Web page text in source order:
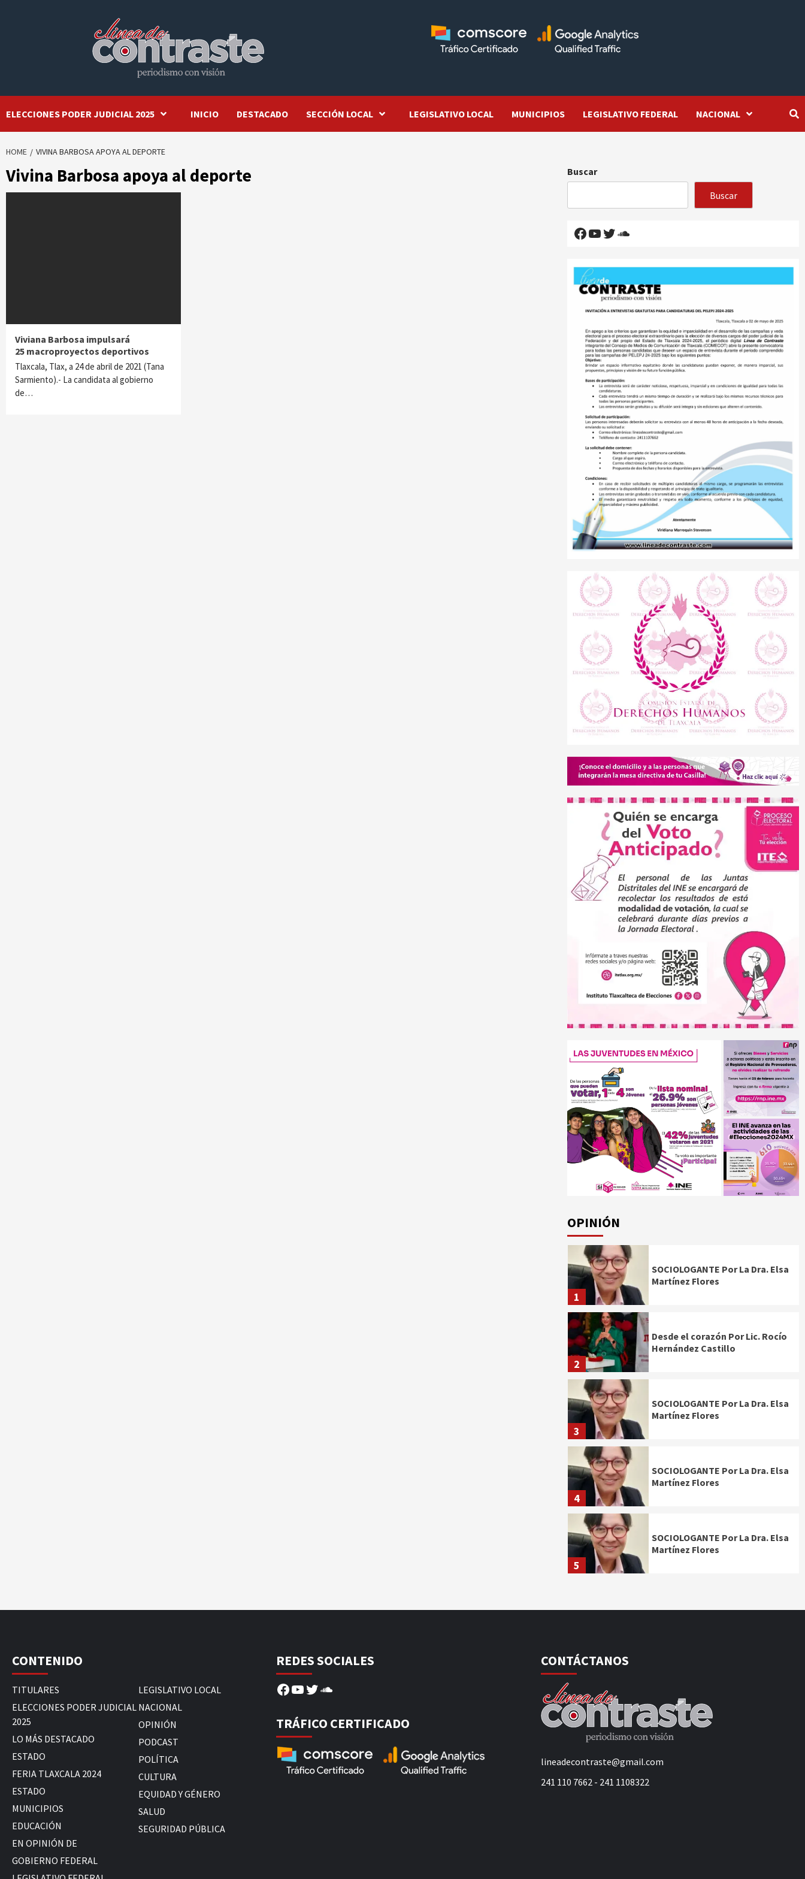
ELECCIONES PODER JUDICIAL 2025 INICIO DESTACADO SECCIÓN LOCAL LEGISLATIVO LOCAL MUNICIPIOS LEGISLATIVO FEDERAL NACIONAL
HOME VIVINA BARBOSA APOYA AL DEPORTE
Vivina Barbosa apoya al deporte
Viviana Barbosa impulsará
25 macroproyectos deportivos
Tlaxcala, Tlax, a 24 de abril de 2021 (Tana
Sarmiento).- La candidata al gobierno
de…
Buscar
Buscar
Facebook
YouTube
Twitter
SoundCloud
OPINIÓN
1
SOCIOLOGANTE Por La Dra. Elsa
Martínez Flores
2
Desde el corazón Por Lic. Rocío
Hernández Castillo
3
SOCIOLOGANTE Por La Dra. Elsa
Martínez Flores
4
SOCIOLOGANTE Por La Dra. Elsa
Martínez Flores
5
SOCIOLOGANTE Por La Dra. Elsa
Martínez Flores
CONTENIDO
TITULARES
ELECCIONES PODER JUDICIAL
2025
LO MÁS DESTACADO
ESTADO
FERIA TLAXCALA 2024
ESTADO
MUNICIPIOS
EDUCACIÓN
EN OPINIÓN DE
GOBIERNO FEDERAL
LEGISLATIVO LOCAL
NACIONAL
OPINIÓN
PODCAST
POLÍTICA
CULTURA
EQUIDAD Y GÉNERO
SALUD
SEGURIDAD PÚBLICA
REDES SOCIALES
Facebook
YouTube
Twitter
SoundCloud
TRÁFICO CERTIFICADO
CONTÁCTANOS
lineadecontraste@gmail.com
241 110 7662 - 241 1108322